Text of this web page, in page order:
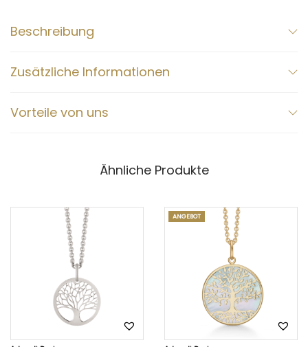
Beschreibung
Zusätzliche Informationen
Vorteile von uns
Ähnliche Produkte
ANGEBOT